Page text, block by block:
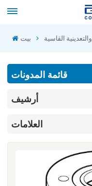
بيت القاسية
قائمة المدونات
أرشيف
العلامات